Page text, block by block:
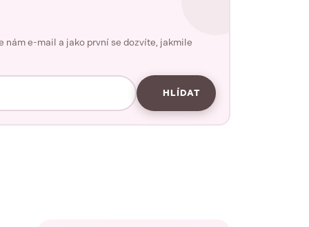
nám e-mail a jako první se dozvíte, jakmile
HLÍDAT